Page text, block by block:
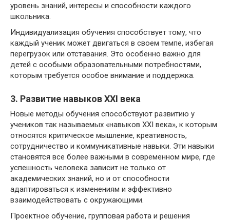
уровень знаний, интересы и способности каждого
школьника.
Индивидуализация обучения способствует тому, что
каждый ученик может двигаться в своем темпе, избегая
перегрузок или отставания. Это особенно важно для
детей с особыми образовательными потребностями,
которым требуется особое внимание и поддержка.
3. Развитие навыков XXI века
Новые методы обучения способствуют развитию у
учеников так называемых «навыков XXI века», к которым
относятся критическое мышление, креативность,
сотрудничество и коммуникативные навыки. Эти навыки
становятся все более важными в современном мире, где
успешность человека зависит не только от
академических знаний, но и от способности
адаптироваться к изменениям и эффективно
взаимодействовать с окружающими.
Проектное обучение, групповая работа и решения